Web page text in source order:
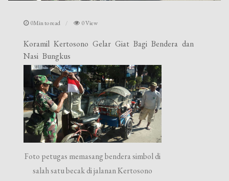
0Min to read 0 View
Koramil Kertosono Gelar Giat Bagi Bendera dan
Nasi Bungkus
Foto petugas memasang bendera simbol di
salah satu becak di jalanan Kertosono